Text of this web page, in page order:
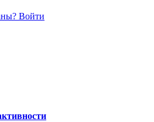
Войти